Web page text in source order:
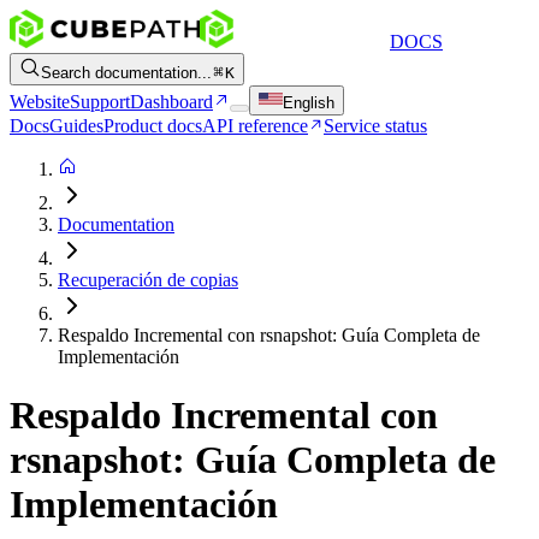
DOCS
Search documentation... K
WebsiteSupportDashboard English
DocsGuidesProduct docsAPI reference Service status
Documentation
Recuperación de copias
Respaldo Incremental con rsnapshot: Guía Completa de
Implementación
Respaldo Incremental con
rsnapshot: Guía Completa de
Implementación